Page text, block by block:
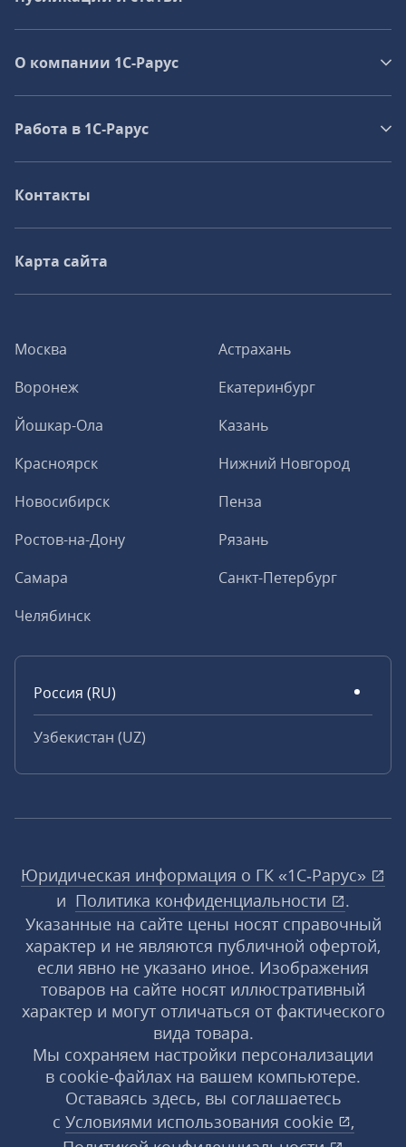
Москва
Астрахань
Воронеж
Екатеринбург
Йошкар-Ола
Казань
Красноярск
Нижний Новгород
Новосибирск
Пенза
Ростов-на-Дону
Рязань
Самара
Санкт-Петербург
Челябинск
Россия (RU)
Узбекистан (UZ)
О компании 1C-Рарус
Работа в 1С‑Рарус
Контакты
Карта сайта
Юридическая информация о ГК «1С‑Рарус»
и Политика конфиденциальности
.
Указанные на сайте цены носят справочный
характер и не являются публичной офертой,
если явно не указано иное. Изображения
товаров на сайте носят иллюстративный
характер и могут отличаться от фактического
вида товара.
Мы сохраняем настройки персонализации
в cookie‑файлах на вашем компьютере.
Оставаясь здесь, вы соглашаетесь
с Условиями использования cookie
,